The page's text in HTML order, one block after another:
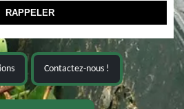
Contactez-nous !